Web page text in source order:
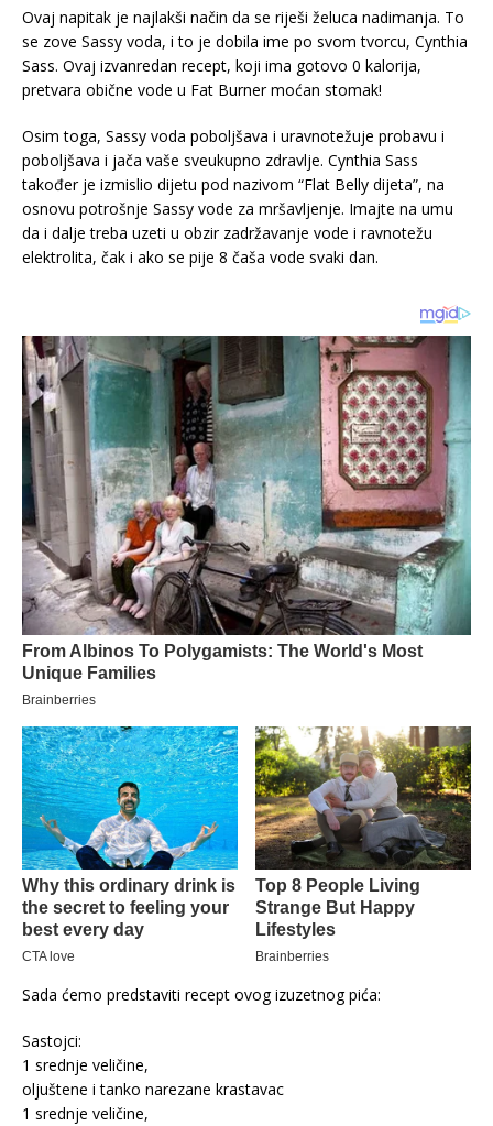
Ovaj napitak je najlakši način da se riješi želuca nadimanja. To
se zove Sassy voda, i to je dobila ime po svom tvorcu, Cynthia
Sass. Ovaj izvanredan recept, koji ima gotovo 0 kalorija,
pretvara obične vode u Fat Burner moćan stomak!
Osim toga, Sassy voda poboljšava i uravnotežuje probavu i
poboljšava i jača vaše sveukupno zdravlje. Cynthia Sass
također je izmislio dijetu pod nazivom “Flat Belly dijeta”, na
osnovu potrošnje Sassy vode za mršavljenje. Imajte na umu
da i dalje treba uzeti u obzir zadržavanje vode i ravnotežu
elektrolita, čak i ako se pije 8 čaša vode svaki dan.
Sada ćemo predstaviti recept ovog izuzetnog pića:
Sastojci:
1 srednje veličine,
oljuštene i tanko narezane krastavac
1 srednje veličine,